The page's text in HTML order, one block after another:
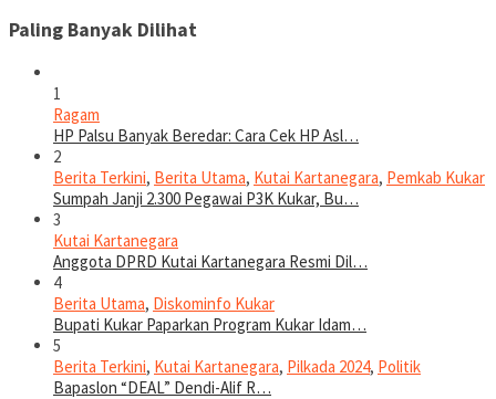
Paling Banyak Dilihat
1
Ragam
HP Palsu Banyak Beredar: Cara Cek HP Asl…
2
Berita Terkini, Berita Utama, Kutai Kartanegara, Pemkab Kukar
Sumpah Janji 2.300 Pegawai P3K Kukar, Bu…
3
Kutai Kartanegara
Anggota DPRD Kutai Kartanegara Resmi Dil…
4
Berita Utama, Diskominfo Kukar
Bupati Kukar Paparkan Program Kukar Idam…
5
Berita Terkini, Kutai Kartanegara, Pilkada 2024, Politik
Bapaslon “DEAL” Dendi-Alif R…